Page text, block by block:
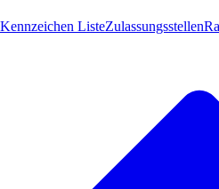
Kennzeichen ListeZulassungsstellen